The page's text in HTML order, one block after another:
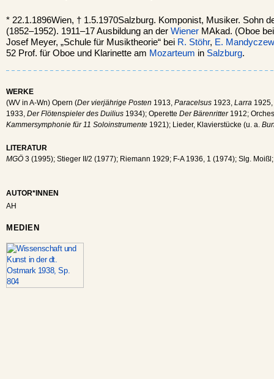
* 22.1.1896Wien, † 1.5.1970Salzburg. Komponist, Musiker. Sohn
(1852–1952). 1911–17 Ausbildung an der Wiener MAkad. (Oboe
Josef Meyer, „Schule für Musiktheorie“ bei R. Stöhr, E.
52 Prof. für Oboe und Klarinette am Mozarteum in Salzburg.
WERKE
(WV in A-Wn) Opern (Der vierjährige Posten 1913, Paracelsus 1923, Larra 1925,
1933, Der Flötenspieler des Duilius 1934); Operette Der Bärenritter1912;
Kammersymphonie für 11 Soloinstrumente 1921); Lieder, Klavierstücke (u. a.
LITERATUR
MGÖ 3 (1995); Stieger II/2 (1977); Riemann 1929; F-A 1936, 1 (1974); Slg.
AUTOR*INNEN
AH
MEDIEN